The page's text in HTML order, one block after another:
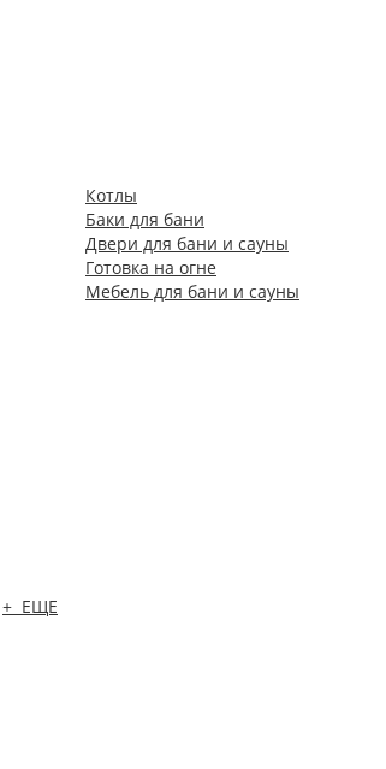
Котлы
Баки для бани
Двери для бани и сауны
Готовка на огне
Мебель для бани и сауны
+ ЕЩЕ